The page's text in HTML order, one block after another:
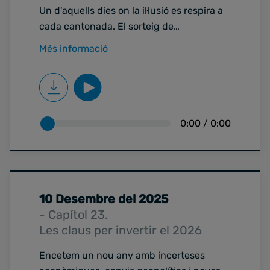
Un d'aquells dies on la il·lusió es respira a
cada cantonada. El sorteig de
Les estadístiques diuen que el
70% dels guanyadors de la loteria es
queden sense res en menys de
cinc anys per una mala gestió. Per això,
la sort, ens acompanya un expert de Banc
un bitllet de 20 euros.Bernat Raventós,
especialista
en inversions de clients de Banc Sabadell.
Més informació
0:00 / 0:00
10 Desembre del 2025
- Capítol 23.
Les claus per invertir el 2026
Encetem un nou any amb incerteses